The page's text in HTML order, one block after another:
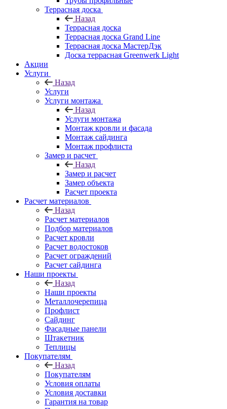
Террасная доска
Назад
Террасная доска
Террасная доска Grand Line
Террасная доска МастерДэк
Доска террасная Greenwerk Light
Акции
Услуги
Назад
Услуги
Услуги монтажа
Назад
Услуги монтажа
Монтаж кровли и фасада
Монтаж сайдинга
Монтаж профлиста
Замер и расчет
Назад
Замер и расчет
Замер объекта
Расчет проекта
Расчет материалов
Назад
Расчет материалов
Подбор материалов
Расчет кровли
Расчет водостоков
Расчет ограждений
Расчет сайдинга
Наши проекты
Назад
Наши проекты
Металлочерепица
Профлист
Сайдинг
Фасадные панели
Штакетник
Теплицы
Покупателям
Назад
Покупателям
Условия оплаты
Условия доставки
Гарантия на товар